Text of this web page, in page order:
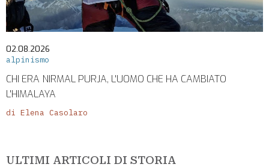
02.08.2026
alpinismo
CHI ERA NIRMAL PURJA, L'UOMO CHE HA CAMBIATO
L'HIMALAYA
di Elena Casolaro
ULTIMI ARTICOLI DI STORIA